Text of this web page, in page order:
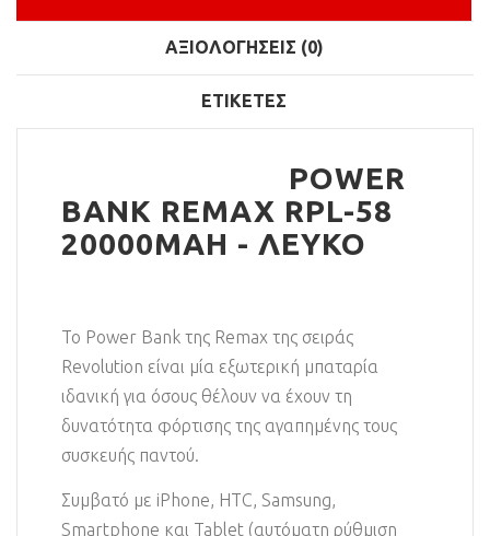
ΑΞΙΟΛΟΓΉΣΕΙΣ (0)
ΕΤΙΚΈΤΕΣ
POWER
BANK REMAX RPL-58
20000MAH - ΛΕΥΚΟ
Το Power Bank της Remax της σειράς
Revolution είναι μία εξωτερική μπαταρία
ιδανική για όσους θέλουν να έχουν τη
δυνατότητα φόρτισης της αγαπημένης τους
συσκευής παντού.
Συμβατό με iPhone, HTC, Samsung,
Smartphone και Tablet (αυτόματη ρύθμιση